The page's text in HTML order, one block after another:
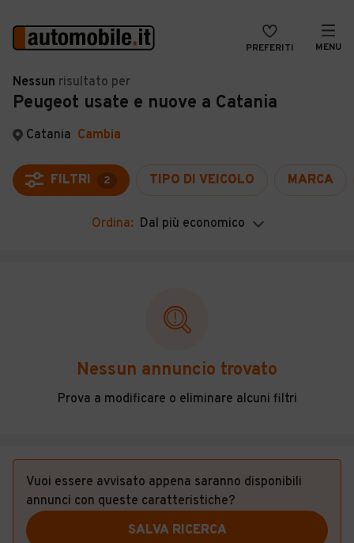
PREFERITI MENU
Auto
Auto usate
Auto Km 0
Auto Nuove
Noleggio a lungo termine
Veicoli Commerciali
Concessionari
VENDI
MAGAZINE
ACCEDI
Nessun risultato per
Peugeot usate e nuove a Catania
Catania Cambia
FILTRI 2 TIPO DI VEICOLO MARCA
Ordina: Dal più economico
Nessun annuncio trovato
Prova a modificare o eliminare alcuni filtri
Vuoi essere avvisato appena saranno disponibili
annunci con queste caratteristiche?
SALVA RICERCA